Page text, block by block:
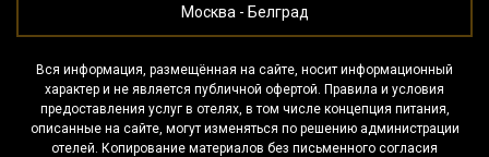
Москва - Белград
Вся информация, размещённая на сайте, носит информационный
характер и не является публичной офертой. Правила и условия
предоставления услуг в отелях, в том числе концепция питания,
описанные на сайте, могут изменяться по решению администрации
отелей. Копирование материалов без письменного согласия